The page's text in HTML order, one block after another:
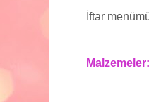
İftar
Malzemeler: